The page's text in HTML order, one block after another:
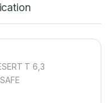
T 6,3